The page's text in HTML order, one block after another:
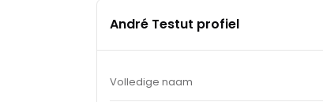
André Testut profiel
Volledige naam